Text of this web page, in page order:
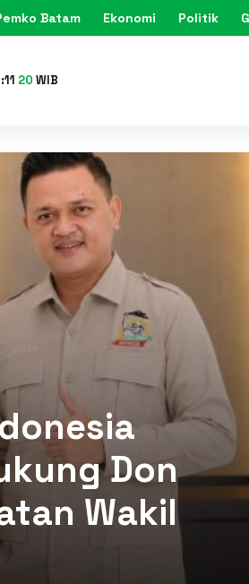
Batam Ekonomi Politik
:11 22 WIB
Don
Wakil